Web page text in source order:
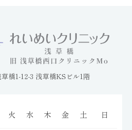
橋1-12-3 浅草橋KSビル1階
火 水 木 金 土 日